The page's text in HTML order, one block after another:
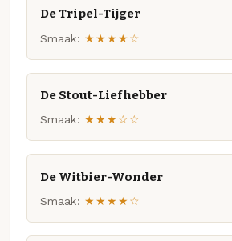
De Tripel-Tijger
Smaak: ★★★★☆
De Stout-Liefhebber
Smaak: ★★★☆☆
De Witbier-Wonder
Smaak: ★★★★☆